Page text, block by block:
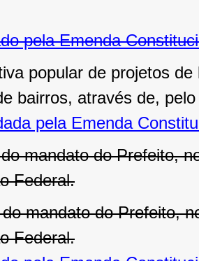
pela Emenda
popular de projetos
bairros, através de,
pela Emenda
mandato do Prefeito,
Federal.
mandato do Prefeito,
Federal.